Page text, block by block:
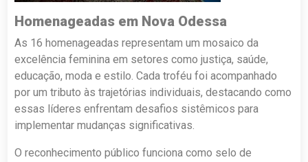
Homenageadas em Nova Odessa
As 16 homenageadas representam um mosaico da
excelência feminina em setores como justiça, saúde,
educação, moda e estilo. Cada troféu foi acompanhado
por um tributo às trajetórias individuais, destacando como
essas líderes enfrentam desafios sistêmicos para
implementar mudanças significativas.
O reconhecimento público funciona como selo de